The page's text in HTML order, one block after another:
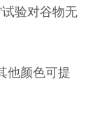
验对谷物无
他颜色可提